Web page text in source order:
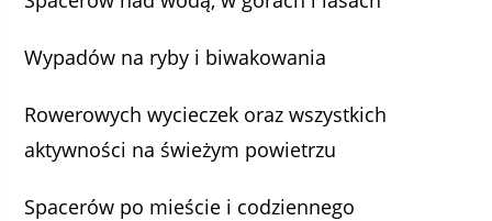
Wypadów na ryby i biwakowania
Rowerowych wycieczek oraz wszystkich
aktywności na świeżym powietrzu
Spacerów po mieście i codziennego